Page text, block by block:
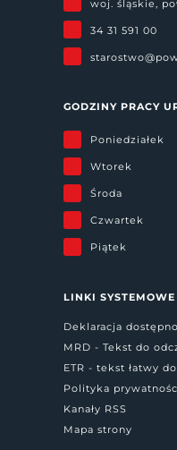
woj. śląskie,
34 31 591 00
GODZINY PRACY
Poniedziałek
Wtorek
Środa
Czwartek
Piątek
LINKI SYSTEMOWE
Deklaracja
MRD - Tekst do
ETR - tekst łatwy
Polityka
Kanały RSS
Mapa strony